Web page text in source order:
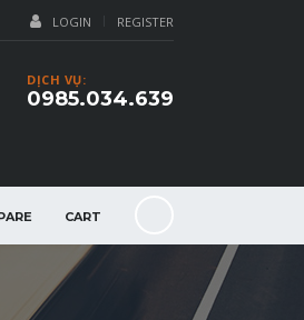
LOGIN REGISTER
DỊCH VỤ:
0985.034.639
CART